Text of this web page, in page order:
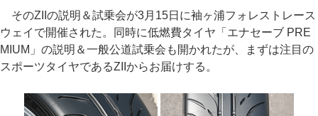
そのZIIの説明＆試乗会が3月15日に袖ヶ浦フォレストレース
ウェイで開催された。同時に低燃費タイヤ「エナセーブ PRE
MIUM」の説明＆一般公道試乗会も開かれたが、まずは注目の
スポーツタイヤであるZIIからお届けする。